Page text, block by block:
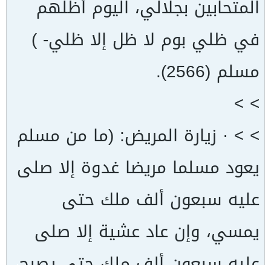
المتحابين بجلالي، اليوم أظلهم
في ظلي بوم لا ظل إلا ظلي- )
مسلم (2566).
> >
> > · زيارة المريض: (ما من مسلم
يعود مسلما مريضا غدوة إلا صلى
عليه سبعون ألف ملك حتى
يمسي، وإن عاد عشية إلا صلى